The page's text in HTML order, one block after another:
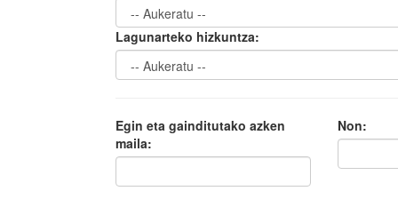
Lagunarteko hizkuntza:
Egin eta gainditutako azken
maila:
Non: